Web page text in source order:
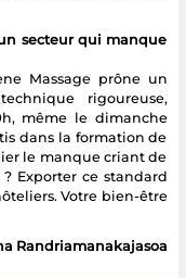
secteur qui manque
Massage prône un
rigoureuse,
même le dimanche
dans la formation de
le manque criant de
Exporter ce standard
Votre bien-être
Randriamanakajasoa